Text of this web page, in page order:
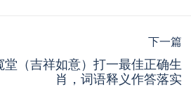
下一篇
堂（吉祥如意）打一最佳正确生
肖，词语释义作答落实